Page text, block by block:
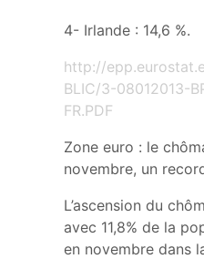
4- Irlande : 14,6 %.
http://
BLIC/3-08012013-
FR.PDF
Zone euro : le
novembre, un
L’ascension du
avec 11,8% de la
en novembre dans